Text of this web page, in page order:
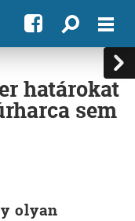
határokat
sem
olyan